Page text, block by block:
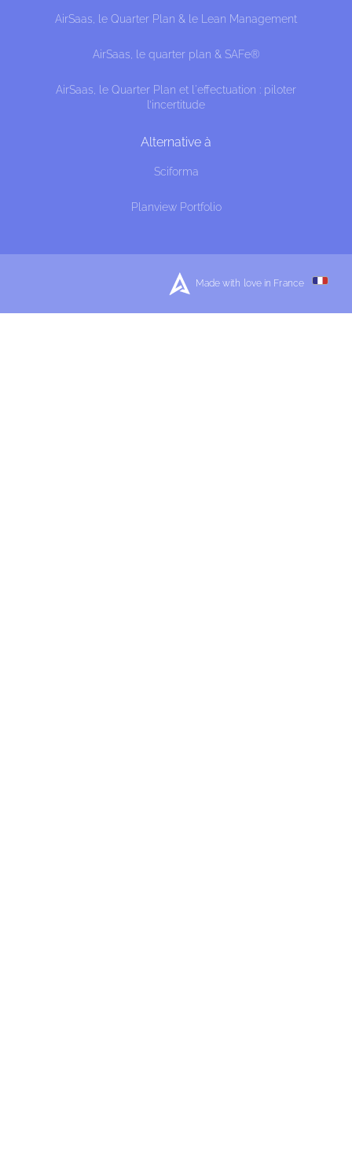
AirSaas, le Quarter Plan & le Lean Management
AirSaas, le quarter plan & SAFe®
AirSaas, le Quarter Plan et l'effectuation : piloter
l’incertitude
Alternative à
Sciforma
Planview Portfolio
Made with love in France